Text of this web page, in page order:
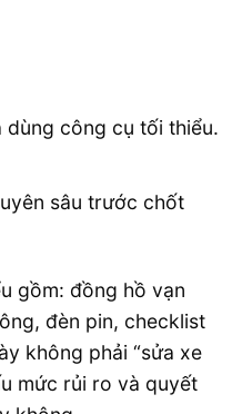
dùng công cụ tối thiểu.
sâu trước chốt
gồm: đồng hồ vạn
đèn pin, checklist
không phải “sửa xe
mức rủi ro và quyết